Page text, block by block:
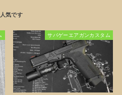
サバゲーエアガンカスタム